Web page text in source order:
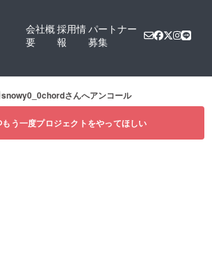
会社概
要
採用情
報
パートナー
募集
snowy0_0chordさんへアンコール
もう一度プロジェクトをやってほしい